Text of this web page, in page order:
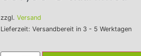
zzgl. Versand
Lieferzeit: Versandbereit in 3 - 5 Werktagen